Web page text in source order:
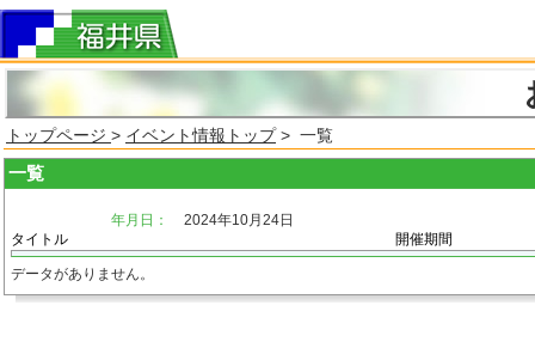
トップページ > イベント情報トップ> 一覧
一覧
年月日：
2024年10月24日
タイトル
開催期間
データがありません。